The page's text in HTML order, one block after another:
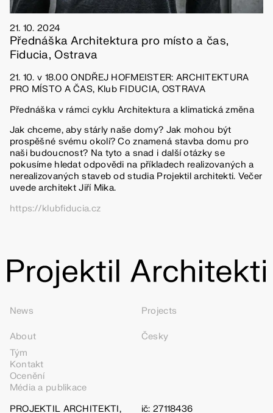
21. 10. 2024
Přednáška Architektura pro místo a čas,
Fiducia, Ostrava
21. 10. v 18.00 ONDŘEJ HOFMEISTER: ARCHITEKTURA
PRO MÍSTO A ČAS, Klub FIDUCIA, OSTRAVA
Přednáška v rámci cyklu Architektura a klimatická změna
Jak chceme, aby stárly naše domy? Jak mohou být
prospěšné svému okolí? Co znamená stavba domu pro
naši budoucnost? Na tyto a snad i další otázky se
pokusíme hledat odpovědi na příkladech realizovaných a
nerealizovaných staveb od studia Projektil architekti. Večer
uvede architekt Jiří Mika.
https://klubfiducia.cz
News Projects
About
Tým
Kontakt
Ocenění
Média a publikace
Česky
PROJEKTIL ARCHITEKTI, ič: 27118436